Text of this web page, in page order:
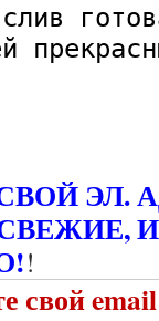
ЭЛ.
!
свой